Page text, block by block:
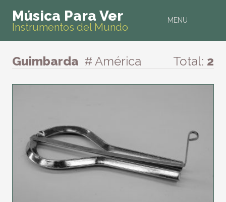
MENU
Música Para Ver
Instrumentos del Mundo
Guimbarda # América Total: 2